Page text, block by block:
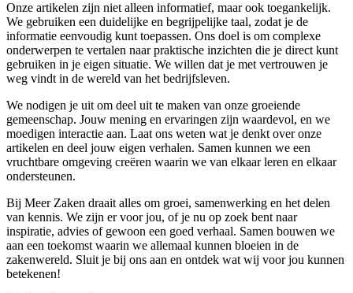
Onze artikelen zijn niet alleen informatief, maar ook toegankelijk.
We gebruiken een duidelijke en begrijpelijke taal, zodat je de
informatie eenvoudig kunt toepassen. Ons doel is om complexe
onderwerpen te vertalen naar praktische inzichten die je direct kunt
gebruiken in je eigen situatie. We willen dat je met vertrouwen je
weg vindt in de wereld van het bedrijfsleven.
We nodigen je uit om deel uit te maken van onze groeiende
gemeenschap. Jouw mening en ervaringen zijn waardevol, en we
moedigen interactie aan. Laat ons weten wat je denkt over onze
artikelen en deel jouw eigen verhalen. Samen kunnen we een
vruchtbare omgeving creëren waarin we van elkaar leren en elkaar
ondersteunen.
Bij Meer Zaken draait alles om groei, samenwerking en het delen
van kennis. We zijn er voor jou, of je nu op zoek bent naar
inspiratie, advies of gewoon een goed verhaal. Samen bouwen we
aan een toekomst waarin we allemaal kunnen bloeien in de
zakenwereld. Sluit je bij ons aan en ontdek wat wij voor jou kunnen
betekenen!